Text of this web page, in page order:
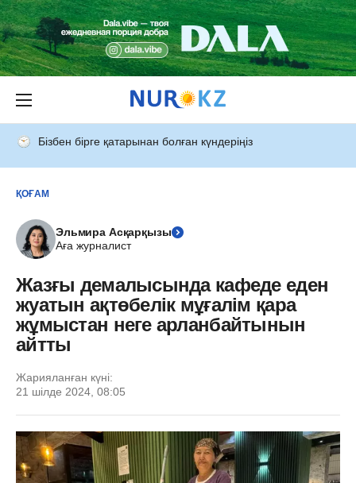
Бізбен бірге қатарынан болған күндеріңіз
ҚОҒАМ
Эльмира Асқарқызы
Аға журналист
Жазғы демалысында кафеде еден
жуатын ақтөбелік мұғалім қара
жұмыстан неге арланбайтынын
айтты
Жарияланған күні:
21 шілде 2024, 08:05